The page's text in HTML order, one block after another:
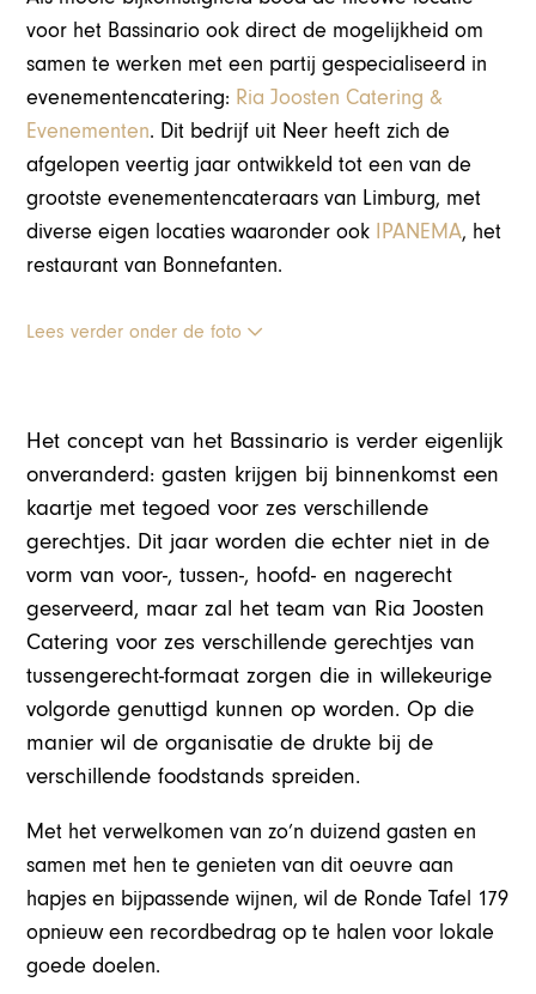
voor het Bassinario ook direct de mogelijkheid om
samen te werken met een partij gespecialiseerd in
evenementencatering: Ria Joosten Catering &
Evenementen. Dit bedrijf uit Neer heeft zich de
afgelopen veertig jaar ontwikkeld tot een van de
grootste evenementencateraars van Limburg, met
diverse eigen locaties waaronder ook IPANEMA, het
restaurant van Bonnefanten.
Lees verder onder de foto
Het concept van het Bassinario is verder eigenlijk
onveranderd: gasten krijgen bij binnenkomst een
kaartje met tegoed voor zes verschillende
gerechtjes. Dit jaar worden die echter niet in de
vorm van voor-, tussen-, hoofd- en nagerecht
geserveerd, maar zal het team van Ria Joosten
Catering voor zes verschillende gerechtjes van
tussengerecht-formaat zorgen die in willekeurige
volgorde genuttigd kunnen op worden. Op die
manier wil de organisatie de drukte bij de
verschillende foodstands spreiden.
Met het verwelkomen van zo’n duizend gasten en
samen met hen te genieten van dit oeuvre aan
hapjes en bijpassende wijnen, wil de Ronde Tafel 179
opnieuw een recordbedrag op te halen voor lokale
goede doelen.